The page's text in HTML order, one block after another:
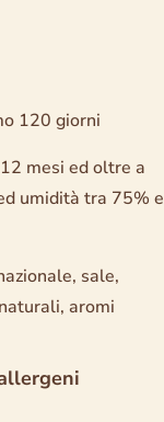
120 giorni
12 mesi ed oltre a
umidità tra 75% e
sale,
aromi